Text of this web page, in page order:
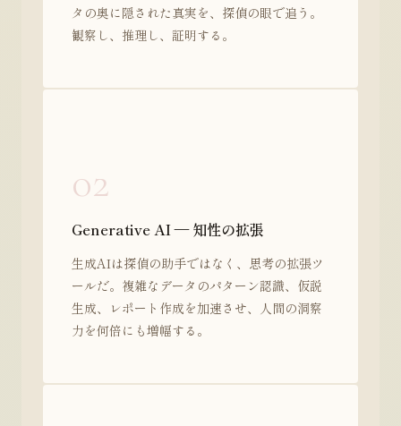
タの奥に隠された真実を、探偵の眼で追う。
観察し、推理し、証明する。
02
Generative AI — 知性の拡張
生成AIは探偵の助手ではなく、思考の拡張ツ
ールだ。複雑なデータのパターン認識、仮説
生成、レポート作成を加速させ、人間の洞察
力を何倍にも増幅する。